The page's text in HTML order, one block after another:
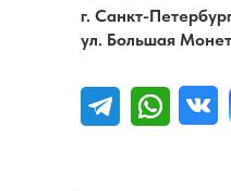
г. Санкт-
ул. Большая